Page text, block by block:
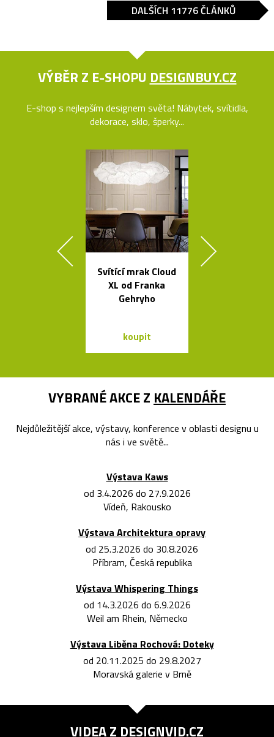
DALŠÍCH 11776 ČLÁNKŮ
VÝBĚR Z E-SHOPU DESIGNBUY.CZ
E-shop s nejlepším designem světa! Nábytek, svítidla,
dekorace, sklo, šperky...
Svítící mrak Cloud
XL od Franka
Gehryho
koupit
VYBRANÉ AKCE Z KALENDÁŘE
Nejdůležitější akce, výstavy, konference v oblasti designu u
nás i ve světě...
Výstava Kaws
od 3.4.2026 do 27.9.2026
Vídeň, Rakousko
Výstava Architektura opravy
od 25.3.2026 do 30.8.2026
Příbram, Česká republika
Výstava Whispering Things
od 14.3.2026 do 6.9.2026
Weil am Rhein, Německo
Výstava Liběna Rochová: Doteky
od 20.11.2025 do 29.8.2027
Moravská galerie v Brně
VIDEA Z DESIGNVID.CZ